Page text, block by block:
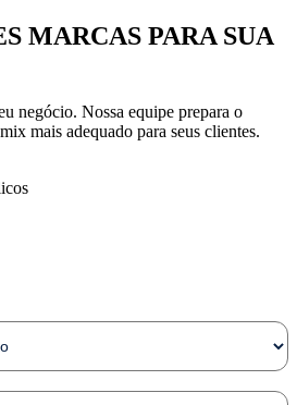
MARCAS PARA SUA
negócio. Nossa equipe prepara o
mais adequado para seus clientes.